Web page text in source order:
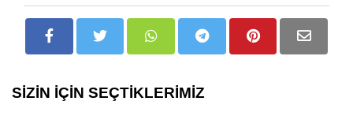
SİZİN İÇİN SEÇTİKLERİMİZ